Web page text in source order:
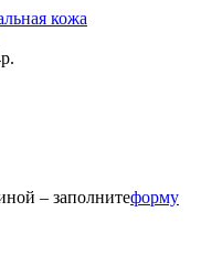
кожа
р.
– заполнитеформу